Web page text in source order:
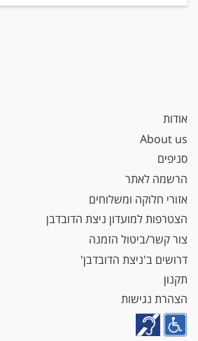
אודות
About us
סניפים
הרשמה לאתר
אזורי חלוקה ומשלוחים
הצטרפות למועדון ניצת הדובדבן
צור קשר/ביטול הזמנה
דרושים ב'ניצת הדובדבן'
תקנון
הצהרת נגישות